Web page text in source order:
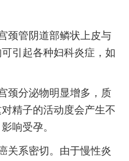
颈管阴道部鳞状上皮与
引起各种妇科炎症，如
颈分泌物明显增多，质
精子的活动度会产生不
响受孕。
关系密切。由于慢性炎